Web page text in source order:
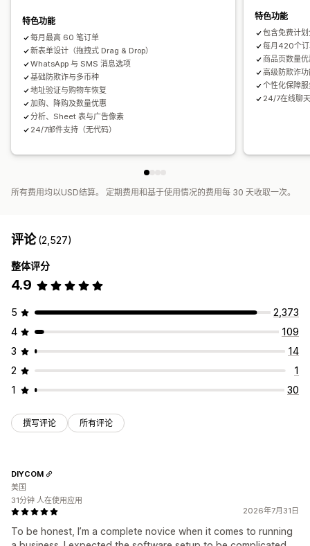
A/B 测试
特色功能
每月最高 60 笔订单
新表单设计（拖拽式 Drag & Drop）
WhatsApp 与 SMS 消息选项
基础防欺诈与多币种
地址验证与购物车恢复
加购、降购及数量优惠
分析、Sheet 表与广告像素
24/7邮件支持（无代码）
特色功能
包含免费计
每月420个
商品页数量
高级防欺诈
个性化保障
24/7在线聊
所有费用均以USD结算。 定期费用和基于使用情况的费用每 30 天收取一次。
评论(2,527)
整体评分
4.9
5
2,373
4
109
3
14
2
1
1
30
撰写评论 所有评论
2026年7月31日
To be honest, I’m a complete novice when it comes to running
DIYCOM
美国
31分钟 人在使用应用